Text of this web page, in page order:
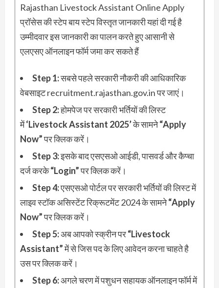
Rajasthan Livestock Assistant Online Apply
प्रॉसेस की स्टेप बाय स्टेप विस्तृत जानकारी यहां दी गई है
उम्मीदवार इस जानकारी का पालन करते हुए आसानी से
एलएसए ऑनलाइन फॉर्म जमा कर सकते हैं
Step 1:सबसे पहले सरकारी नौकरी की आधिकारिक
वेबसाइट recruitment.rajasthan.gov.in पर जाएं।
Step 2:होमपेज पर सरकारी भर्तियों की लिस्ट
में‘Livestock Assistant 2025’के सामने“Apply
Now”पर क्लिक करें।
Step 3:इसके बाद एसएसओ आईडी, पासवर्ड और कैप्चा
दर्ज करके“Login”पर क्लिक करें।
Step 4:एसएसओ पोर्टल पर सरकारी भर्तियों की लिस्ट में
लाइव स्टॉक असिस्टेंट रिक्रूटमेंट 2024 के सामने“Apply
Now”पर क्लिक करें।
Step 5:अब आपको स्क्रीन पर“Livestock
Assistant”में से जिस पद के लिए आवेदन करना चाहते है
उस पर क्लिक करें।
Step 6:अगले चरण में पशुधन सहायक ऑनलाइन फॉर्म में